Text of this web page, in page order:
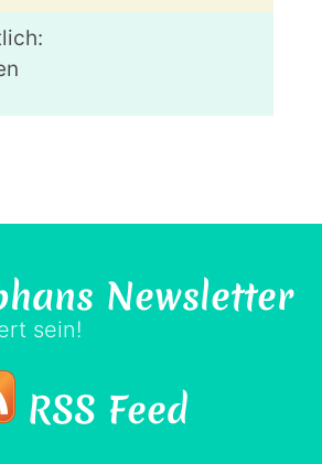
Newsletter
sein!
RSS Feed